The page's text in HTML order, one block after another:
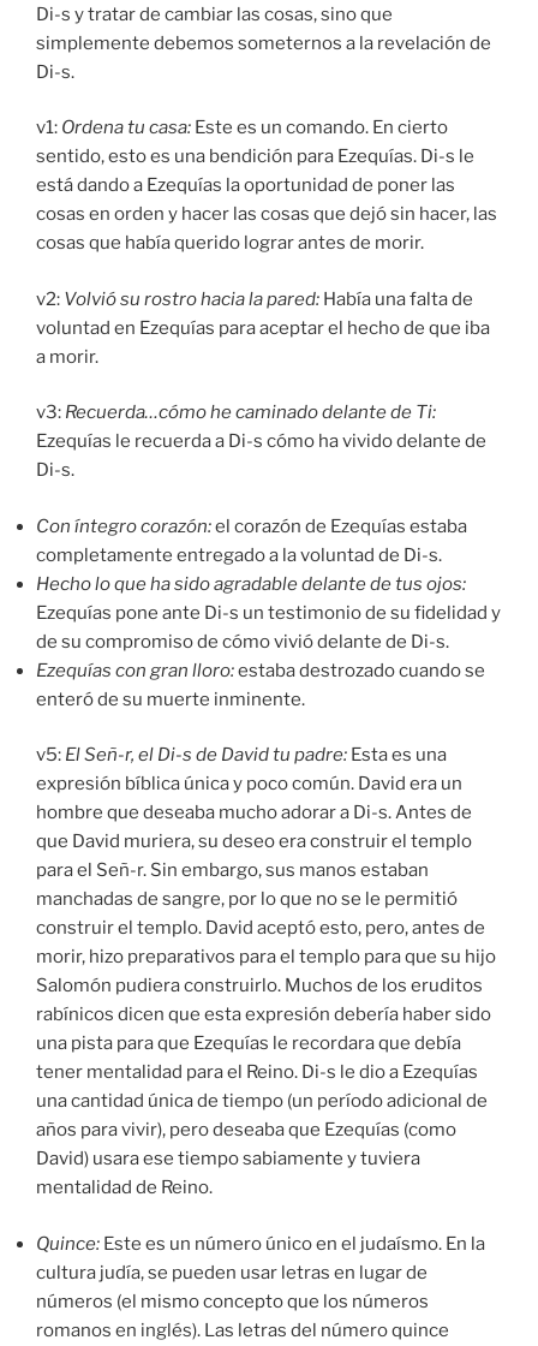
Di-s y tratar de cambiar las cosas, sino que
simplemente debemos someternos a la revelación de
Di-s.
v1: Ordena tu casa: Este es un comando. En cierto
sentido, esto es una bendición para Ezequías. Di-s le
está dando a Ezequías la oportunidad de poner las
cosas en orden y hacer las cosas que dejó sin hacer, las
cosas que había querido lograr antes de morir.
v2: Volvió su rostro hacia la pared: Había una falta de
voluntad en Ezequías para aceptar el hecho de que iba
a morir.
v3: Recuerda…cómo he caminado delante de Ti:
Ezequías le recuerda a Di-s cómo ha vivido delante de
Di-s.
Con íntegro corazón:el corazón de Ezequías estaba
completamente entregado a la voluntad de Di-s.
Hecholo que ha sido agradable delante de tus ojos:
Ezequías pone ante Di-s un testimonio de su fidelidad y
de su compromiso de cómo vivió delante de Di-s.
Ezequías con gran lloro:estaba destrozado cuando se
enteró de su muerte inminente.
v5: El Señ-r, el Di-s de David tu padre: Esta es una
expresión bíblica única y poco común. David era un
hombre que deseaba mucho adorar a Di-s. Antes de
que David muriera, su deseo era construir el templo
para el Señ-r. Sin embargo, sus manos estaban
manchadas de sangre, por lo que no se le permitió
construir el templo. David aceptó esto, pero, antes de
morir, hizo preparativos para el templo para que su hijo
Salomón pudiera construirlo. Muchos de los eruditos
rabínicos dicen que esta expresión debería haber sido
una pista para que Ezequías le recordara que debía
tener mentalidad para el Reino. Di-s le dio a Ezequías
una cantidad única de tiempo (un período adicional de
años para vivir), pero deseaba que Ezequías (como
David) usara ese tiempo sabiamente y tuviera
mentalidad de Reino.
Quince: Este es un número único en el judaísmo. En la
cultura judía, se pueden usar letras en lugar de
números (el mismo concepto que los números
romanos en inglés). Las letras del número quince